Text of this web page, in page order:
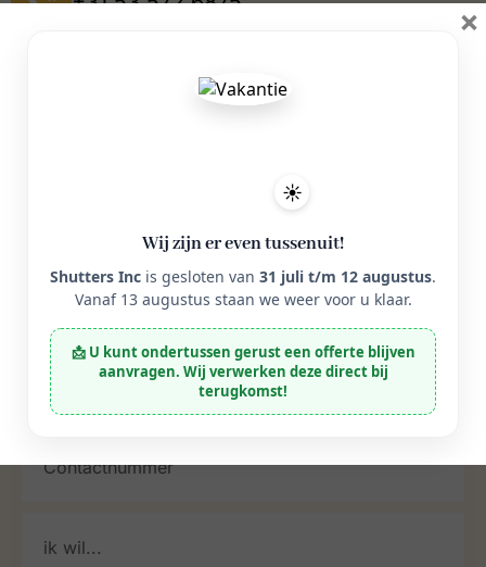
Industriestraat 40, 7482 EZ,
☀️
Wij zijn er even tussenuit!
Shutters Inc is gesloten van 31 juli t/m 12 augustus.
Vanaf 13 augustus staan we weer voor u klaar.
📩 U kunt ondertussen gerust een offerte blijven
aanvragen. Wij verwerken deze direct bij
terugkomst!
×